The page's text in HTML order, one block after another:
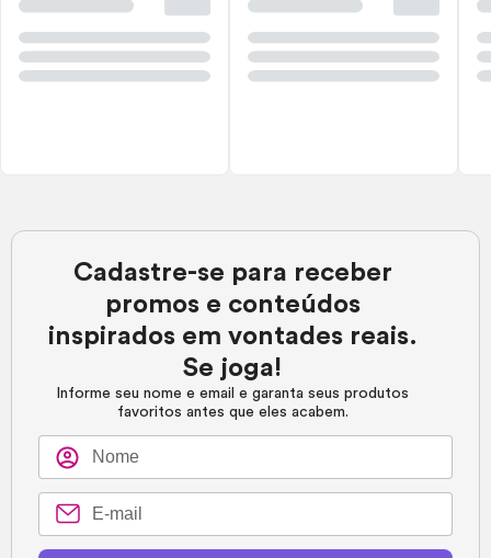
Cadastre-se para receber
promos e conteúdos
inspirados em vontades reais.
Se joga!
Informe seu nome e email e garanta seus produtos
favoritos antes que eles acabem.